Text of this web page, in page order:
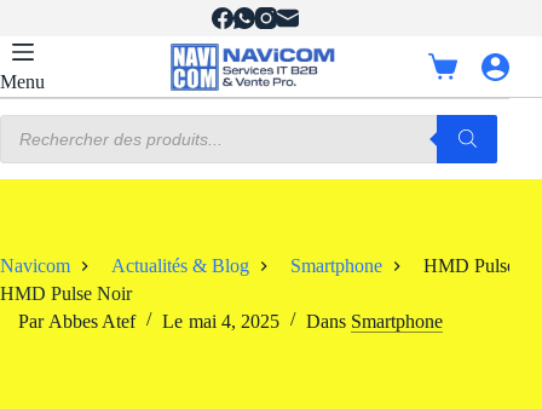
contenu
Menu
Panier
d’achat
produits
Navicom Actualités & Blog Smartphone
HMD Pulse
HMD Pulse Noir
Par Abbes Atef Le mai 4, 2025 Dans Smartphone